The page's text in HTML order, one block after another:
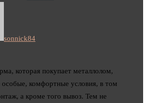
sonnick84
которая покупает металлолом,
особые, комфортные условия, в том
а кроме того вывоз. Тем не